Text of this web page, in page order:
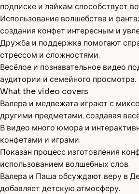
подписке и лайкам способствует
Использование волшебства и
создания конфет интересным и
Дружба и поддержка помогают
стрессом и сложностями.
Весёлое и познавательное видео
аудитории и семейного просмотра.
What the video covers
Валера и медвежата играют с
другими предметами, создавая
В видео много юмора и
конфетами и играми.
Показан процесс изготовления
использованием волшебных слов.
Валера и Паша обсуждают веру в
добавляет детскую атмосферу.